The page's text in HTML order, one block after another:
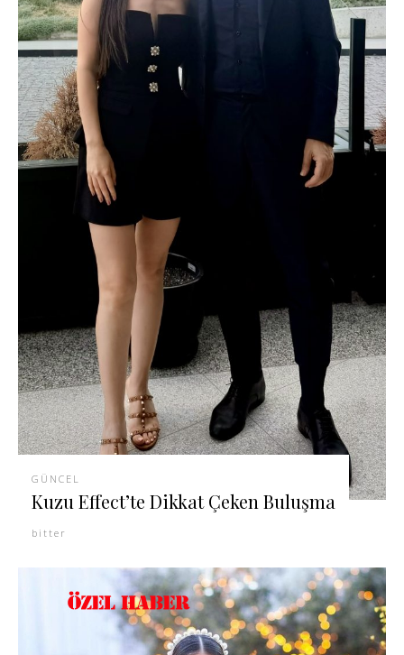
GÜNCEL
Kuzu Effect’te Dikkat Çeken Buluşma
bitter